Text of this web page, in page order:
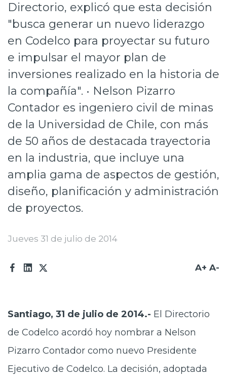
Innovación
Inversionistas
Prensa
Trabaja en Codelco
Transparencia activa
Canales de denuncia
Proveedores
Acceso trabajadores/as
Directorio, explicó que esta decisión
"busca generar un nuevo liderazgo
en Codelco para proyectar su futuro
e impulsar el mayor plan de
inversiones realizado en la historia de
la compañía". • Nelson Pizarro
Contador es ingeniero civil de minas
de la Universidad de Chile, con más
de 50 años de destacada trayectoria
en la industria, que incluye una
amplia gama de aspectos de gestión,
diseño, planificación y administración
de proyectos.
Jueves 31 de julio de 2014
A+ A-
Santiago, 31 de julio de 2014.- El Directorio
de Codelco acordó hoy nombrar a Nelson
Pizarro Contador como nuevo Presidente
Ejecutivo de Codelco. La decisión, adoptada